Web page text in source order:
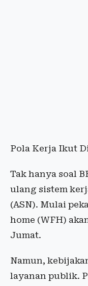
Pola Kerja Ikut
Tak hanya soal
ulang sistem
(ASN). Mulai
home (WFH)
Jumat.
Namun,
layanan publik.